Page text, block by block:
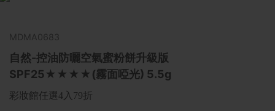
MDMA0683
自然-控油防曬空氣蜜粉餅升級版
SPF25★★★★(霧面啞光) 5.5g
彩妝館任選4入79折